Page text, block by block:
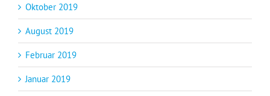
Oktober 2019
August 2019
Februar 2019
Januar 2019